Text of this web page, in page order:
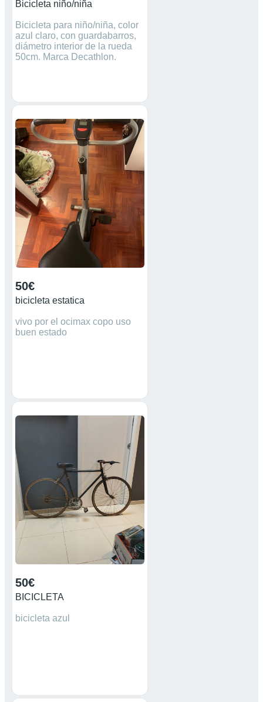
Bicicleta niño/niña
Bicicleta para niño/niña, color
azul claro, con guardabarros,
diámetro interior de la rueda
50cm. Marca Decathlon.
50€
bicicleta estatica
vivo por el ocimax copo uso
buen estado
50€
BICICLETA
bicicleta azul